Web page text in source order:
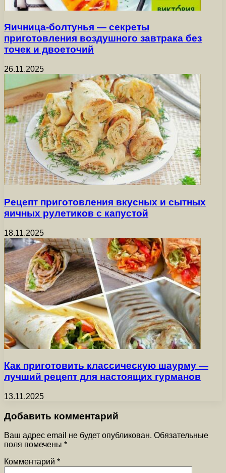
Яичница-болтунья — секреты
приготовления воздушного завтрака без
точек и двоеточий
26.11.2025
Рецепт приготовления вкусных и сытных
яичных рулетиков с капустой
18.11.2025
Как приготовить классическую шаурму —
лучший рецепт для настоящих гурманов
13.11.2025
Добавить комментарий
Ваш адрес email не будет опубликован. Обязательные
поля помечены *
Комментарий *